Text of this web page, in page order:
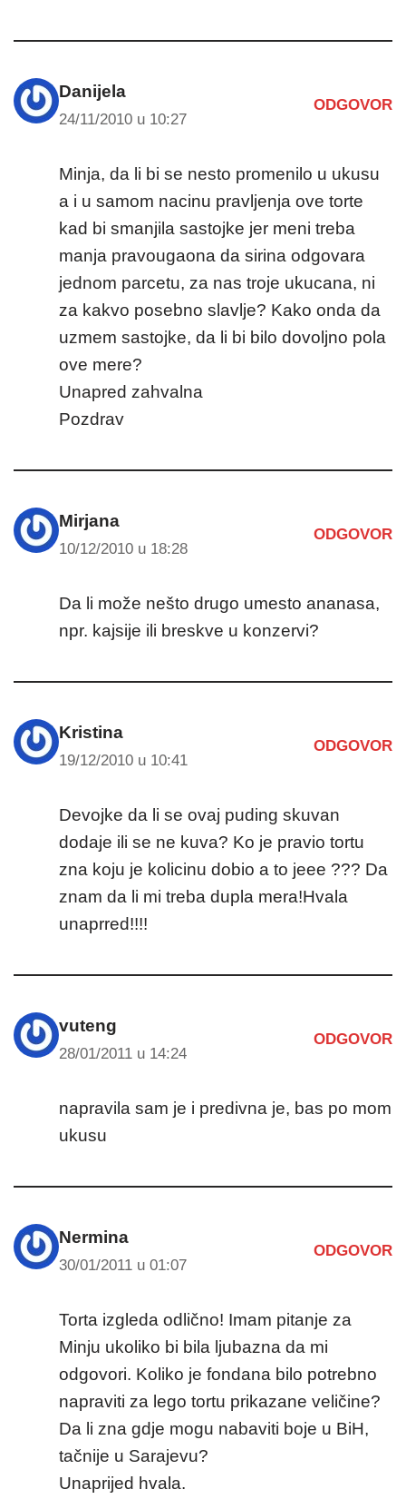
Danijela
24/11/2010 u 10:27
ODGOVOR
Minja, da li bi se nesto promenilo u ukusu
a i u samom nacinu pravljenja ove torte
kad bi smanjila sastojke jer meni treba
manja pravougaona da sirina odgovara
jednom parcetu, za nas troje ukucana, ni
za kakvo posebno slavlje? Kako onda da
uzmem sastojke, da li bi bilo dovoljno pola
ove mere?
Unapred zahvalna
Pozdrav
Mirjana
10/12/2010 u 18:28
ODGOVOR
Da li može nešto drugo umesto ananasa,
npr. kajsije ili breskve u konzervi?
Kristina
19/12/2010 u 10:41
ODGOVOR
Devojke da li se ovaj puding skuvan
dodaje ili se ne kuva? Ko je pravio tortu
zna koju je kolicinu dobio a to jeee ??? Da
znam da li mi treba dupla mera!Hvala
unaprred!!!!
vuteng
28/01/2011 u 14:24
ODGOVOR
napravila sam je i predivna je, bas po mom
ukusu
Nermina
30/01/2011 u 01:07
ODGOVOR
Torta izgleda odlično! Imam pitanje za
Minju ukoliko bi bila ljubazna da mi
odgovori. Koliko je fondana bilo potrebno
napraviti za lego tortu prikazane veličine?
Da li zna gdje mogu nabaviti boje u BiH,
tačnije u Sarajevu?
Unaprijed hvala.